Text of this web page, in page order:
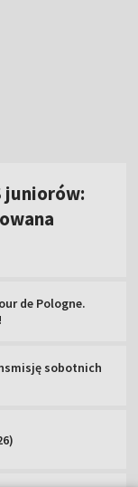
sobotnich
[NA ŻYWO].
Kraków [NA